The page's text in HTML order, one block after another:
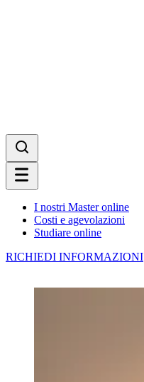
I nostri Master online
Costi e agevolazioni
Studiare online
RICHIEDI INFORMAZIONI